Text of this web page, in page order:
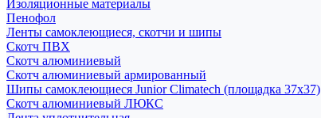
Изоляционные материалы
Пенофол
Ленты самоклеющиеся, скотчи и шипы
Скотч ПВХ
Скотч алюминиевый
Скотч алюминиевый армированный
Шипы самоклеющиеся Junior Climatech (площадка 37х37)
Скотч алюминиевый ЛЮКС